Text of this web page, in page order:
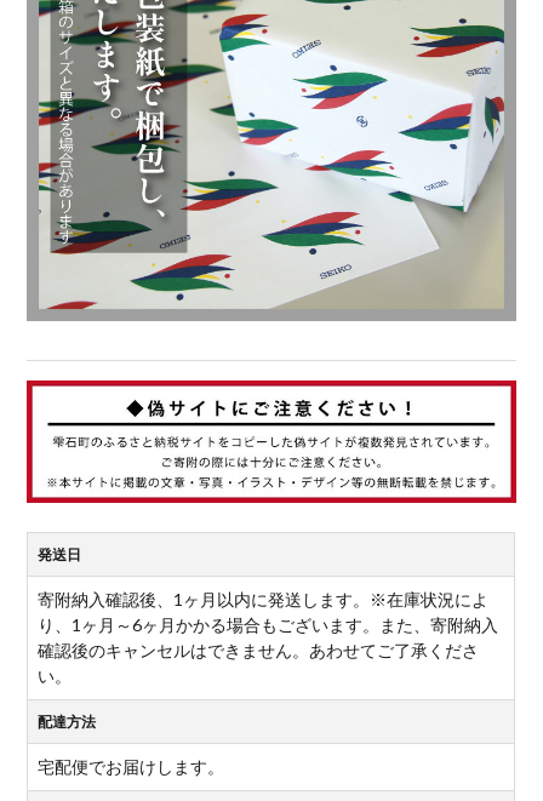
発送日
寄附納入確認後、1ヶ月以内に発送します。※在庫状況によ
り、1ヶ月～6ヶ月かかる場合もございます。また、寄附納入
確認後のキャンセルはできません。あわせてご了承くださ
い。
配達方法
宅配便でお届けします。